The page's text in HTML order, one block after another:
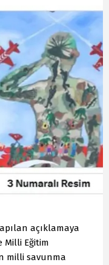
açıklamaya
Milli Eğitim
milli savunma